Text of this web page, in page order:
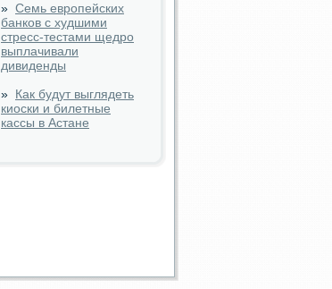
» Семь европейских
банков с худшими
стресс-тестами щедро
выплачивали
дивиденды
» Как будут выглядеть
киоски и билетные
кассы в Астане